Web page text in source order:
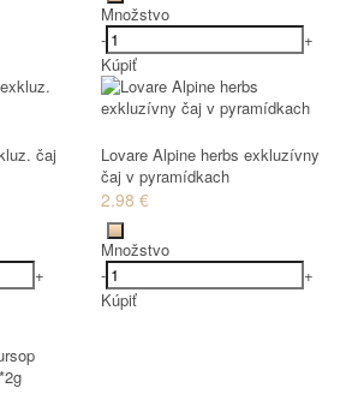
Množstvo
-
+
Kúpiť
čaj
+
Lovare Alpine herbs exkluzívny
čaj v pyramídkach
2.98 €
Množstvo
-
+
Kúpiť